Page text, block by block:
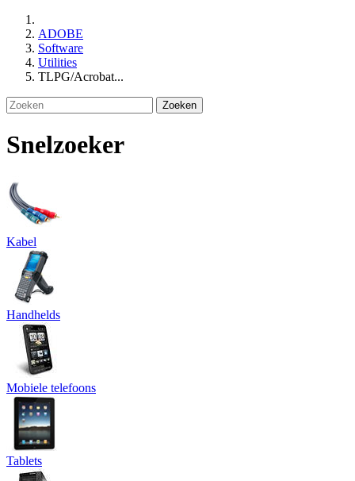
ADOBE
Software
Utilities
TLPG/Acrobat...
Zoeken
Snelzoeker
Kabel
Handhelds
Mobiele telefoons
Tablets